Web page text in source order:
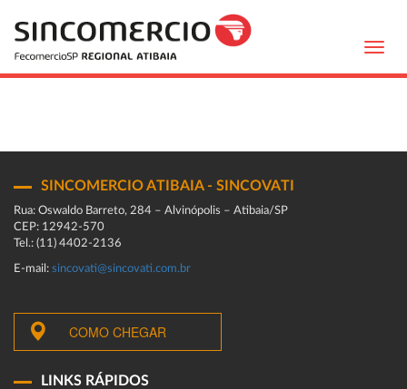
SINCOMERCIO ATIBAIA - SINCOVATI
Rua: Oswaldo Barreto, 284 – Alvinópolis – Atibaia/SP
CEP: 12942-570
Tel.: (11) 4402-2136
E-mail: sincovati@sincovati.com.br
COMO CHEGAR
LINKS RÁPIDOS